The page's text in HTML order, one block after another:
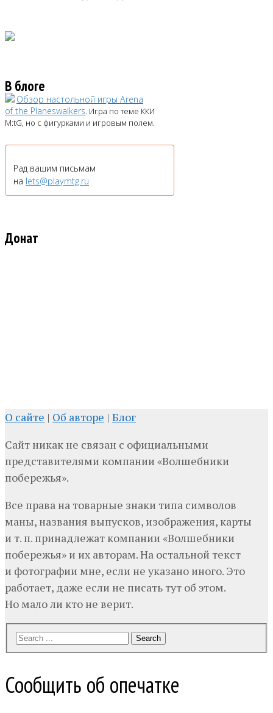
В блоге
Обзор настольной игры Arena
of the Planeswalkers. Игра по теме ККИ
M:tG, но с фигурками и игровым полем.
Рад вашим письмам
на lets@playmtg.ru
Донат
О сайте | Об авторе | Блог
Сайт никак не связан с официальными
представителями компании «Волшебники
побережья».
Все права на товарные знаки типа символов
маны, названия выпусков, изображения, карты
и т. п. принадлежат компании «Волшебники
побережья» и их авторам. На остальной текст
и фотографии мне, если не указано иного. Это
работает, даже если не писать тут об этом.
Но мало ли кто не верит.
Search
Сообщить об опечатке